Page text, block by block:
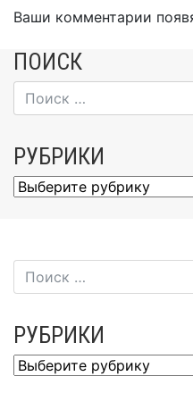
Ваши комментарии
ПОИСК
РУБРИКИ
Рубрики
РУБРИКИ
Рубрики